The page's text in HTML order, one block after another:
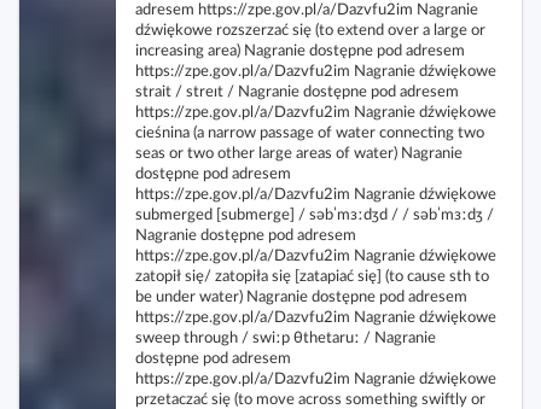
adresem https://zpe.gov.pl/a/Dazvfu2im Nagranie
dźwiękowe rozszerzać się (to extend over a large or
increasing area) Nagranie dostępne pod adresem
https://zpe.gov.pl/a/Dazvfu2im Nagranie dźwiękowe
strait / streɪt / Nagranie dostępne pod adresem
https://zpe.gov.pl/a/Dazvfu2im Nagranie dźwiękowe
cieśnina (a narrow passage of water connecting two
seas or two other large areas of water) Nagranie
dostępne pod adresem
https://zpe.gov.pl/a/Dazvfu2im Nagranie dźwiękowe
submerged [submerge] / səbˈmɜːdʒd / / səbˈmɜːdʒ /
Nagranie dostępne pod adresem
https://zpe.gov.pl/a/Dazvfu2im Nagranie dźwiękowe
zatopił się/ zatopiła się [zatapiać się] (to cause sth to
be under water) Nagranie dostępne pod adresem
https://zpe.gov.pl/a/Dazvfu2im Nagranie dźwiękowe
sweep through / swiːp θthetaruː / Nagranie
dostępne pod adresem
https://zpe.gov.pl/a/Dazvfu2im Nagranie dźwiękowe
przetaczać się (to move across something swiftly or